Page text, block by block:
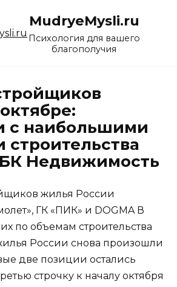
MudryeMysli.ru
Психология для вашего
благополучия
с наибольшими
Недвижимость
жилья России
ГК «ПИК» и DOGMA В
по объемам строительства
России снова произошли
две позиции остались
строчку к началу октября